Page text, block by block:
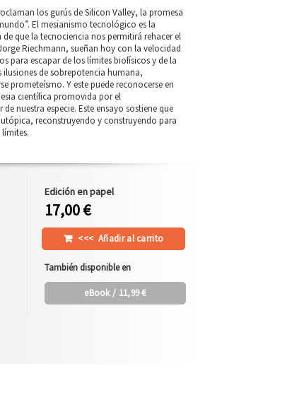
los gurús de Silicon Valley, la promesa
El mesianismo tecnológico es la
que la tecnociencia nos permitirá rehacer el
Riechmann, sueñan hoy con la velocidad
para escapar de los límites biofísicos y de la
de sobrepotencia humana,
prometeísmo. Y este puede reconocerse en
científica promovida por el
nuestra especie. Este ensayo sostiene que
reconstruyendo y construyendo para
Edición en papel
17,00 €
<<< Añadir al carrito
También disponible en
eBook/ 11,99 €